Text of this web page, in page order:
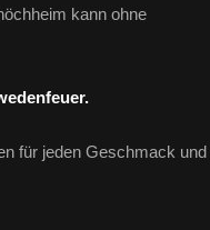
kann ohne
für jeden Geschmack und